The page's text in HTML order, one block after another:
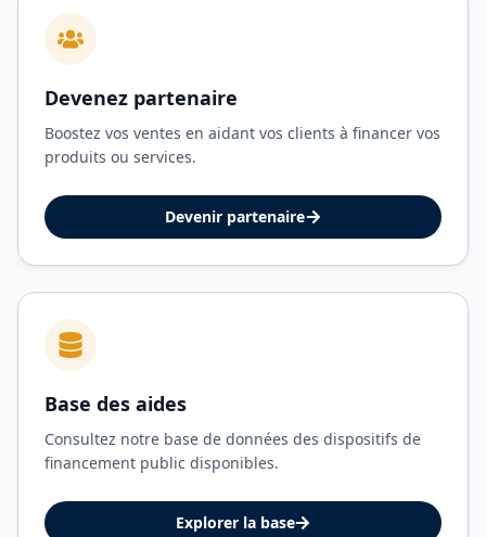
Devenez partenaire
Boostez vos ventes en aidant vos clients à financer vos
produits ou services.
Devenir partenaire
Base des aides
Consultez notre base de données des dispositifs de
financement public disponibles.
Explorer la base